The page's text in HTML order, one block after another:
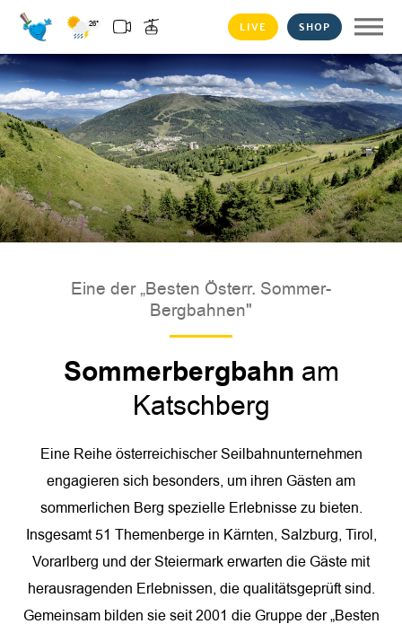
26° LIVE SHOP
Eine der „Besten Österr. Sommer-
Bergbahnen"
Sommerbergbahn am
Katschberg
Eine Reihe österreichischer Seilbahnunternehmen
engagieren sich besonders, um ihren Gästen am
sommerlichen Berg spezielle Erlebnisse zu bieten.
Insgesamt 51 Themenberge in Kärnten, Salzburg, Tirol,
Vorarlberg und der Steiermark erwarten die Gäste mit
herausragenden Erlebnissen, die qualitätsgeprüft sind.
Gemeinsam bilden sie seit 2001 die Gruppe der „Besten